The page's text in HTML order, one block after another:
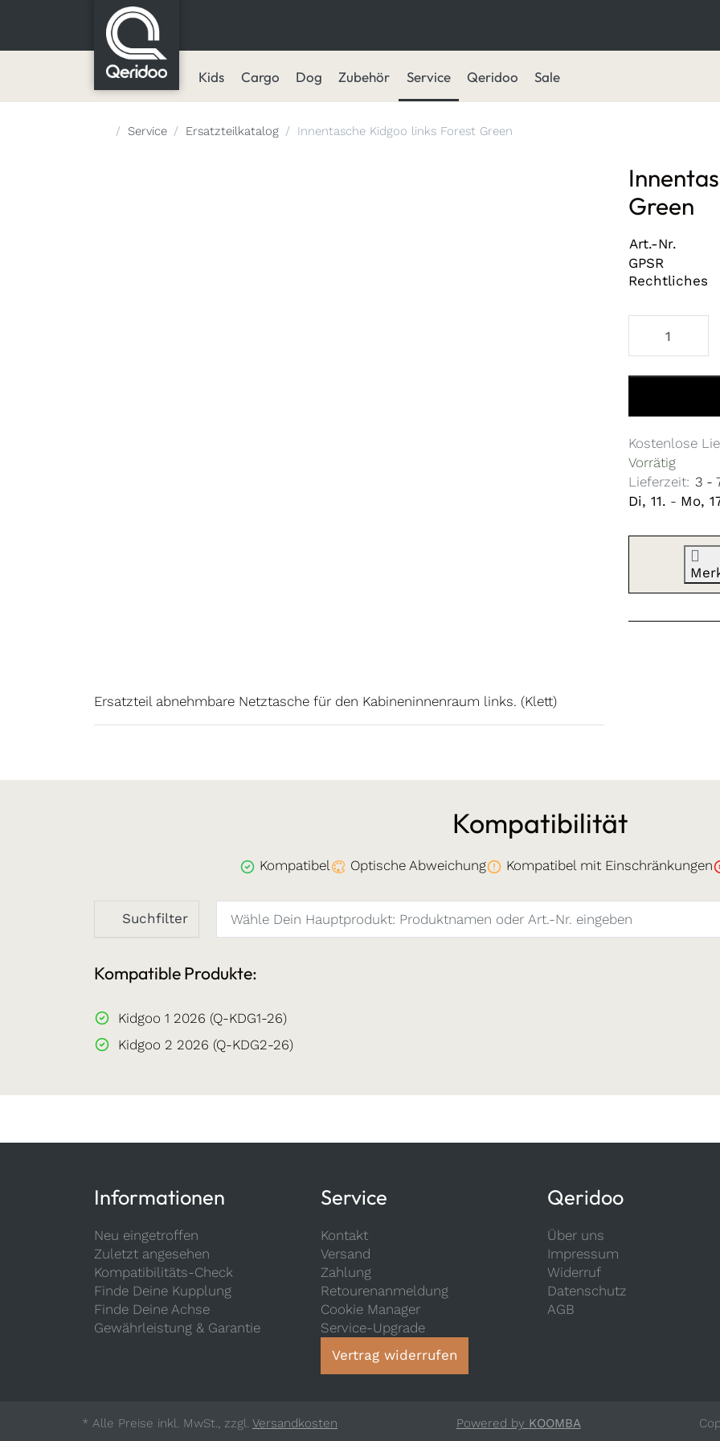
Kids Cargo Dog Zubehör Service Qeridoo Sale
Startseite
Service Ersatzteilkatalog Innentasche Kidgoo links Forest Green
Ersatzteil abnehmbare Netztasche für den Kabineninnenraum links. (Klett)
Green
Art.-Nr.
GPSR
Rechtliches
Kostenlose
Vorrätig
Lieferzeit: 3 -
Di, 11. - Mo,
Kompatibilität
Kompatibel Optische Abweichung Kompatibel mit Einschränkungen
Suchfilter
Kompatible Produkte:
Kidgoo 1 2026 (Q-KDG1-26)
Kidgoo 2 2026 (Q-KDG2-26)
Informationen
Neu eingetroffen
Zuletzt angesehen
Kompatibilitäts-Check
Finde Deine Kupplung
Finde Deine Achse
Gewährleistung & Garantie
Service
Kontakt
Versand
Zahlung
Retourenanmeldung
Cookie Manager
Service-Upgrade
Vertrag widerrufen
Qeridoo
Über uns
Impressum
Widerruf
Datenschutz
AGB
* Alle Preise inkl. MwSt., zzgl. Versandkosten Powered by KOOMBA